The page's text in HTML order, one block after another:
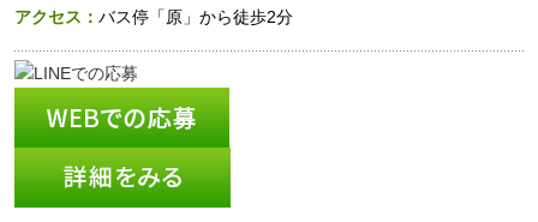
アクセス： バス停「原」から徒歩2分